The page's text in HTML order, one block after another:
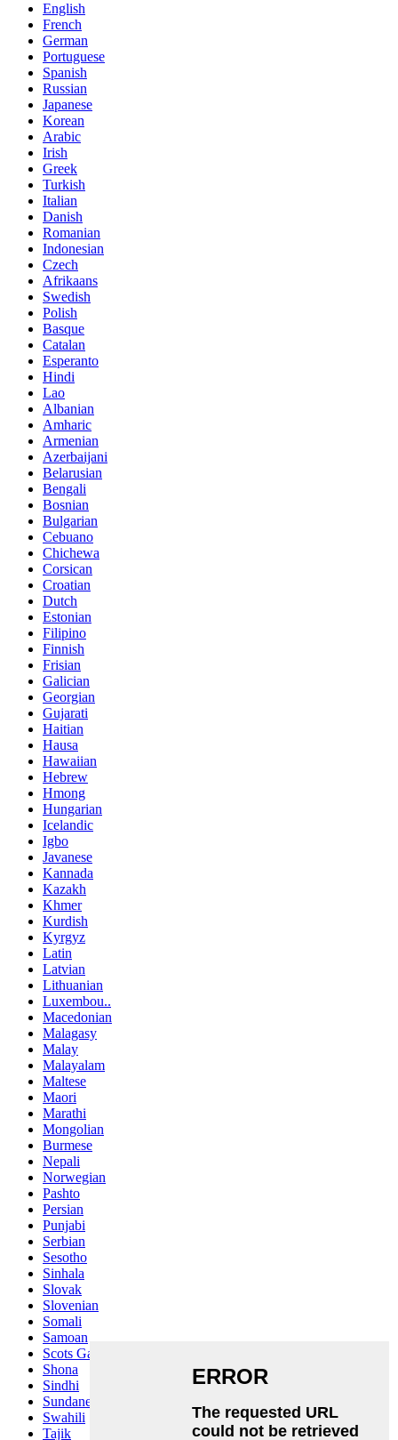
English
French
German
Portuguese
Spanish
Russian
Japanese
Korean
Arabic
Irish
Greek
Turkish
Italian
Danish
Romanian
Indonesian
Czech
Afrikaans
Swedish
Polish
Basque
Catalan
Esperanto
Hindi
Lao
Albanian
Amharic
Armenian
Azerbaijani
Belarusian
Bengali
Bosnian
Bulgarian
Cebuano
Chichewa
Corsican
Croatian
Dutch
Estonian
Filipino
Finnish
Frisian
Galician
Georgian
Gujarati
Haitian
Hausa
Hawaiian
Hebrew
Hmong
Hungarian
Icelandic
Igbo
Javanese
Kannada
Kazakh
Khmer
Kurdish
Kyrgyz
Latin
Latvian
Lithuanian
Luxembou..
Macedonian
Malagasy
Malay
Malayalam
Maltese
Maori
Marathi
Mongolian
Burmese
Nepali
Norwegian
Pashto
Persian
Punjabi
Serbian
Sesotho
Sinhala
Slovak
Slovenian
Somali
Samoan
Scots Gaelic
Shona
Sindhi
Sundanese
Swahili
Tajik